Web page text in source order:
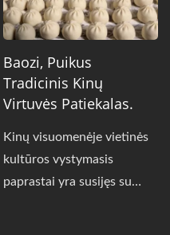
Baozi, Puikus
Tradicinis Kinų
Virtuvės Patiekalas.
Kinų visuomenėje vietinės
kultūros vystymasis
paprastai yra susijęs su